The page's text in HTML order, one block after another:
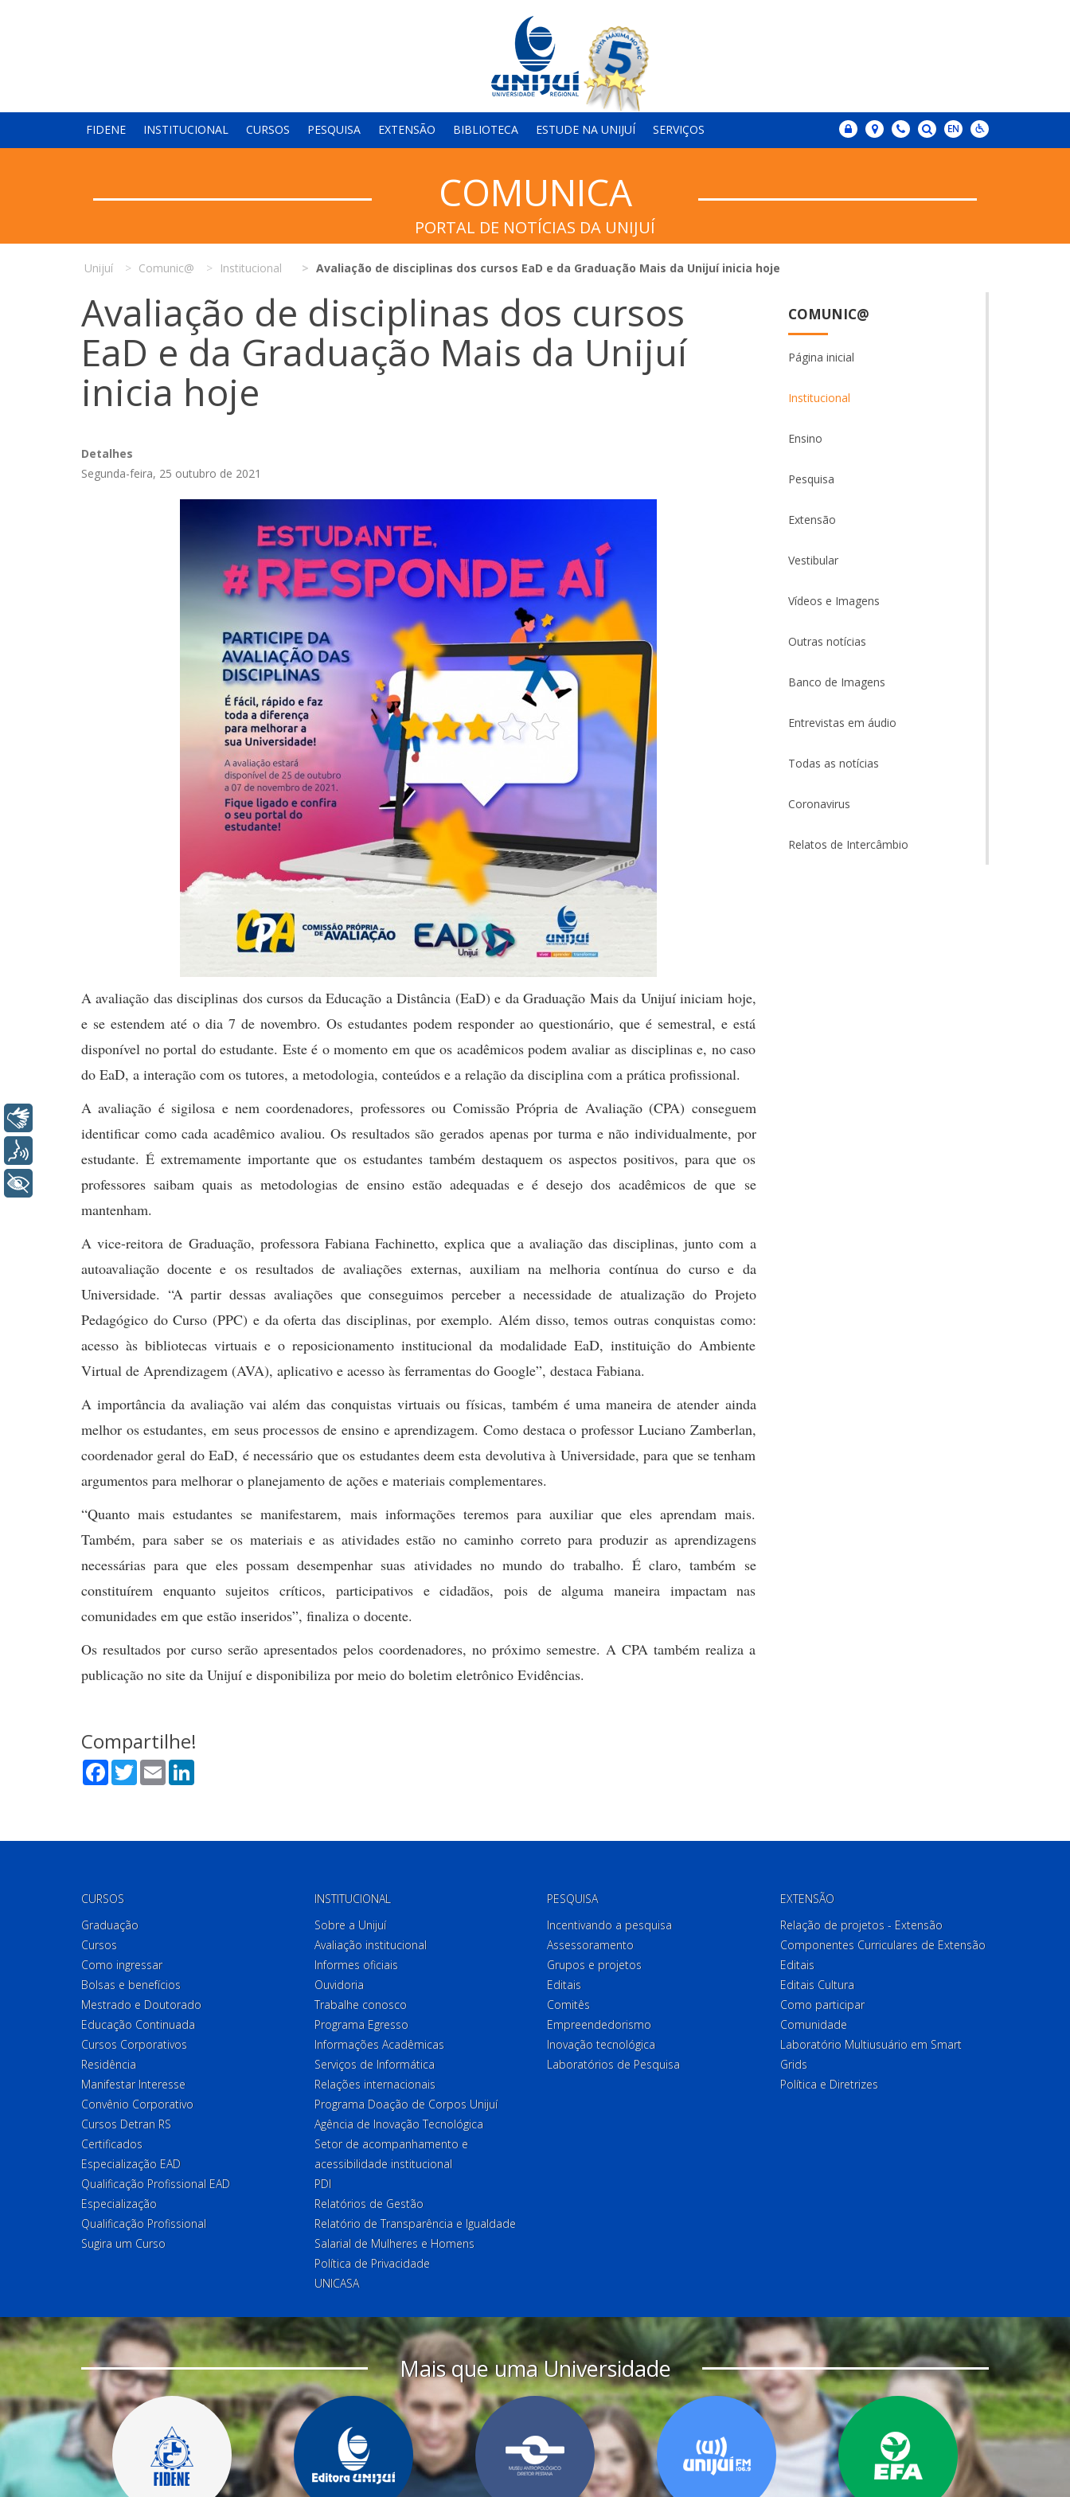
FIDENE INSTITUCIONAL CURSOS PESQUISA EXTENSÃO BIBLIOTECA ESTUDE NA UNIJUÍ SERVIÇOS
COMUNICA
PORTAL DE NOTÍCIAS DA UNIJUÍ
Unijuí Comunic@ Institucional Avaliação de disciplinas dos cursos EaD e da Graduação Mais da Unijuí inicia hoje
Avaliação de disciplinas dos cursos
EaD e da Graduação Mais da Unijuí
inicia hoje
Detalhes
Segunda-feira, 25 outubro de 2021
A avaliação das disciplinas dos cursos da Educação a Distância (EaD) e da Graduação Mais da Unijuí iniciam hoje,
e se estendem até o dia 7 de novembro. Os estudantes podem responder ao questionário, que é semestral, e está
disponível no portal do estudante. Este é o momento em que os acadêmicos podem avaliar as disciplinas e, no caso
do EaD, a interação com os tutores, a metodologia, conteúdos e a relação da disciplina com a prática profissional.
A avaliação é sigilosa e nem coordenadores, professores ou Comissão Própria de Avaliação (CPA) conseguem
identificar como cada acadêmico avaliou. Os resultados são gerados apenas por turma e não individualmente, por
estudante. É extremamente importante que os estudantes também destaquem os aspectos positivos, para que os
professores saibam quais as metodologias de ensino estão adequadas e é desejo dos acadêmicos de que se
mantenham.
A vice-reitora de Graduação, professora Fabiana Fachinetto, explica que a avaliação das disciplinas, junto com a
autoavaliação docente e os resultados de avaliações externas, auxiliam na melhoria contínua do curso e da
Universidade. “A partir dessas avaliações que conseguimos perceber a necessidade de atualização do Projeto
Pedagógico do Curso (PPC) e da oferta das disciplinas, por exemplo. Além disso, temos outras conquistas como:
acesso às bibliotecas virtuais e o reposicionamento institucional da modalidade EaD, instituição do Ambiente
Virtual de Aprendizagem (AVA), aplicativo e acesso às ferramentas do Google”, destaca Fabiana.
A importância da avaliação vai além das conquistas virtuais ou físicas, também é uma maneira de atender ainda
melhor os estudantes, em seus processos de ensino e aprendizagem. Como destaca o professor Luciano Zamberlan,
coordenador geral do EaD, é necessário que os estudantes deem esta devolutiva à Universidade, para que se tenham
argumentos para melhorar o planejamento de ações e materiais complementares.
“Quanto mais estudantes se manifestarem, mais informações teremos para auxiliar que eles aprendam mais.
Também, para saber se os materiais e as atividades estão no caminho correto para produzir as aprendizagens
necessárias para que eles possam desempenhar suas atividades no mundo do trabalho. É claro, também se
constituírem enquanto sujeitos críticos, participativos e cidadãos, pois de alguma maneira impactam nas
comunidades em que estão inseridos”, finaliza o docente.
Os resultados por curso serão apresentados pelos coordenadores, no próximo semestre. A CPA também realiza a
publicação no site da Unijuí e disponibiliza por meio do boletim eletrônico Evidências.
Compartilhe!
Facebook
TwitterEmail
COMUNIC@
Página inicial
Institucional
Ensino
Pesquisa
Extensão
Vestibular
Vídeos e Imagens
Outras notícias
Banco de Imagens
Entrevistas em áudio
Todas as notícias
Coronavirus
Relatos de Intercâmbio
CURSOS
Graduação
Cursos
Como ingressar
Bolsas e benefícios
Mestrado e Doutorado
Educação Continuada
Cursos Corporativos
Residência
Manifestar Interesse
Convênio Corporativo
Cursos Detran RS
Certificados
Especialização EAD
Qualificação Profissional EAD
Especialização
Qualificação Profissional
Sugira um Curso
INSTITUCIONAL
Sobre a Unijuí
Avaliação institucional
Informes oficiais
Ouvidoria
Trabalhe conosco
Programa Egresso
Informações Acadêmicas
Serviços de Informática
Relações internacionais
Programa Doação de Corpos Unijuí
Agência de Inovação Tecnológica
Setor de acompanhamento e
acessibilidade institucional
PDI
Relatórios de Gestão
Relatório de Transparência e Igualdade
Salarial de Mulheres e Homens
Política de Privacidade
UNICASA
PESQUISA
Incentivando a pesquisa
Assessoramento
Grupos e projetos
Editais
Comitês
Empreendedorismo
Inovação tecnológica
Laboratórios de Pesquisa
EXTENSÃO
Relação de projetos - Extensão
Componentes Curriculares de Extensão
Editais
Editais Cultura
Como participar
Comunidade
Laboratório Multiusuário em Smart
Grids
Política e Diretrizes
Mais que uma Universidade
Libras
+ Acessibilidade